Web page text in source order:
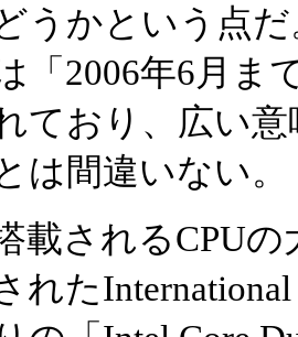
うかという点
「2006年6月ま
ており、広い
は間違いない。
載されるCPUの
れた